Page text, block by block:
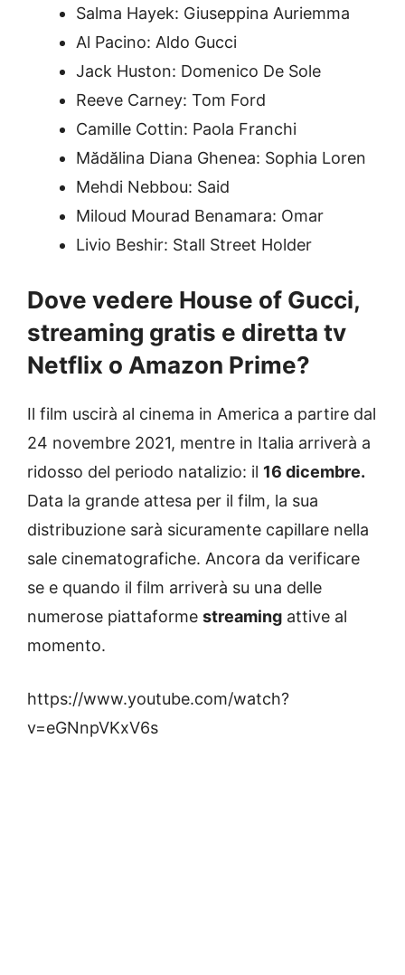
Salma Hayek: Giuseppina Auriemma
Al Pacino: Aldo Gucci
Jack Huston: Domenico De Sole
Reeve Carney: Tom Ford
Camille Cottin: Paola Franchi
Mădălina Diana Ghenea: Sophia Loren
Mehdi Nebbou: Said
Miloud Mourad Benamara: Omar
Livio Beshir: Stall Street Holder
Dove vedere House of Gucci,
streaming gratis e diretta tv
Netflix o Amazon Prime?
Il film uscirà al cinema in America a partire dal
24 novembre 2021, mentre in Italia arriverà a
ridosso del periodo natalizio: il 16 dicembre.
Data la grande attesa per il film, la sua
distribuzione sarà sicuramente capillare nella
sale cinematografiche. Ancora da verificare
se e quando il film arriverà su una delle
numerose piattaforme streaming attive al
momento.
https://www.youtube.com/watch?
v=eGNnpVKxV6s